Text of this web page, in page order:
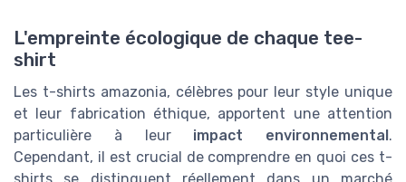
L'empreinte écologique de chaque tee-
shirt
Les t-shirts amazonia, célèbres pour leur style unique
et leur fabrication éthique, apportent une attention
particulière à leur impact environnemental.
Cependant, il est crucial de comprendre en quoi ces t-